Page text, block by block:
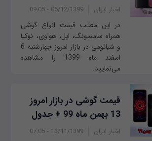
اخبار ایران 06/12/1399 - 09:05
در این مطلب قیمت انواع گوشی
همراه سامسونگ، اپل، هواوی، نوکیا
و شیائومی در بازار امروز چهار‌‌شنبه 6
اسفند ماه 1399 را مشاهده
می‌نمایید.
قیمت گوشی در بازار امروز
13 بهمن ماه 99 + جدول
اخبار ایران 13/11/1399 - 07:05